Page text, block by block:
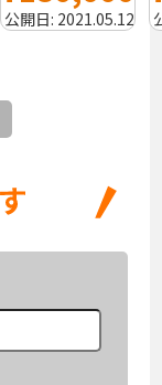
公開日: 2021.05.12